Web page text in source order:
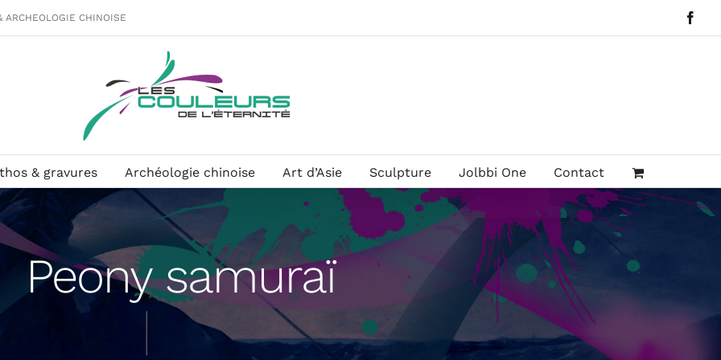
ARCHEOLOGIE CHINOISE
& gravures Archéologie chinoise Art d’Asie Sculpture Jolbbi One Contact
Peony samuraï